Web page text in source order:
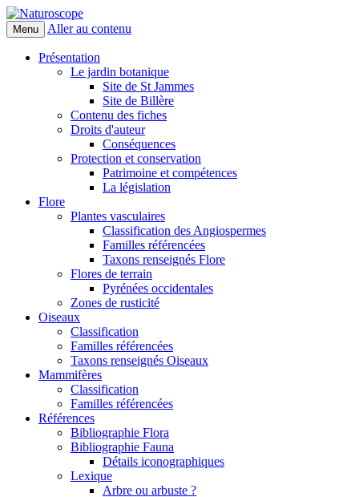
Naturoscope
Menu Aller au contenu
Présentation
Le jardin botanique
Site de St Jammes
Site de Billère
Contenu des fiches
Droits d'auteur
Conséquences
Protection et conservation
Patrimoine et compétences
La législation
Flore
Plantes vasculaires
Classification des Angiospermes
Familles référencées
Taxons renseignés Flore
Flores de terrain
Pyrénées occidentales
Zones de rusticité
Oiseaux
Classification
Familles référencées
Taxons renseignés Oiseaux
Mammifères
Classification
Familles référencées
Références
Bibliographie Flora
Bibliographie Fauna
Détails iconographiques
Lexique
Arbre ou arbuste ?